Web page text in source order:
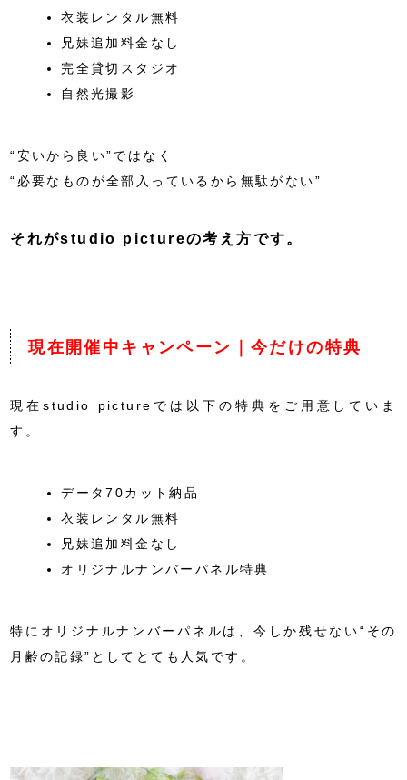
衣装レンタル無料
兄妹追加料金なし
完全貸切スタジオ
自然光撮影
“安いから良い”ではなく
“必要なものが全部入っているから無駄がない”
それがstudio pictureの考え方です。
現在開催中キャンペーン｜今だけの特典
現在studio pictureでは以下の特典をご用意していま
す。
データ70カット納品
衣装レンタル無料
兄妹追加料金なし
オリジナルナンバーパネル特典
特にオリジナルナンバーパネルは、今しか残せない“その
月齢の記録”としてとても人気です。